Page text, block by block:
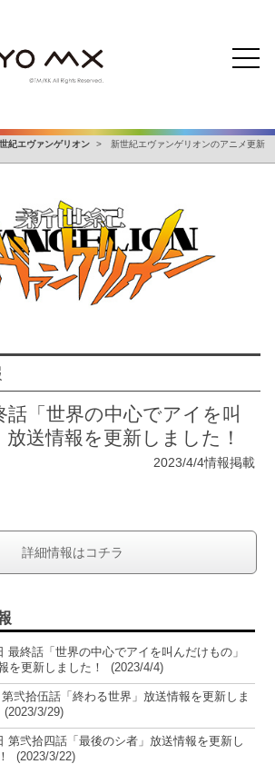
紀エヴァンゲリオン >
新世紀エヴァンゲリオンのアニメ更新
話「世界の中心でアイを叫
送情報を更新しました！
2023/4/4情報掲載
詳細情報はコチラ
MX]
最終話「世界の中心でアイを叫んだけもの」
を更新しました！
(2023/4/4)
MX]
弐拾伍話「終わる世界」放送情報を更新しま
(2023/3/29)
MX]
第弐拾四話「最後のシ者」放送情報を更新し
(2023/3/22)